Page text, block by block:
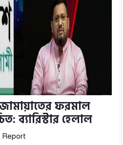
ফরমাল
ব্যারিস্টার হেলাল
Report